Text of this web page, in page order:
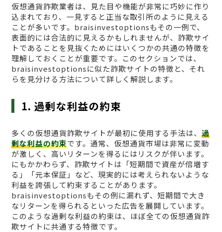
仮想通貨詐欺業者は、見た目や機能が非常に巧妙に作り
込まれており、一見すると正当な取引所のように見える
ことが多いです。braisinvestoptionsもその一例で、
表面的には合法的に見えるかもしれませんが、詐欺サイ
トであることを見抜くためにはいくつかの共通の特徴を
理解しておくことが重要です。このセクションでは、
braisinvestoptionsに似た詐欺サイトの特徴と、それ
らを見分ける方法について詳しく解説します。
1. 過剰な利益の約束
多くの仮想通貨詐欺サイトが最初に使用する手法は、 過
剰な利益の約束です。通常、仮想通貨市場は非常に変動
が激しく、高いリターンを得るにはリスクが伴います。
にもかかわらず、詐欺サイトは「短期間で資産が倍増す
る」「元本保証」など、現実的には考えられないような
利益を誇張して約束することがあります。
braisinvestoptionsもその例に漏れず、短期間で大き
なリターンを得られるといった広告を展開しています。
このような過剰な利益の約束は、ほぼ全ての仮想通貨詐
欺サイトに共通する特徴です。